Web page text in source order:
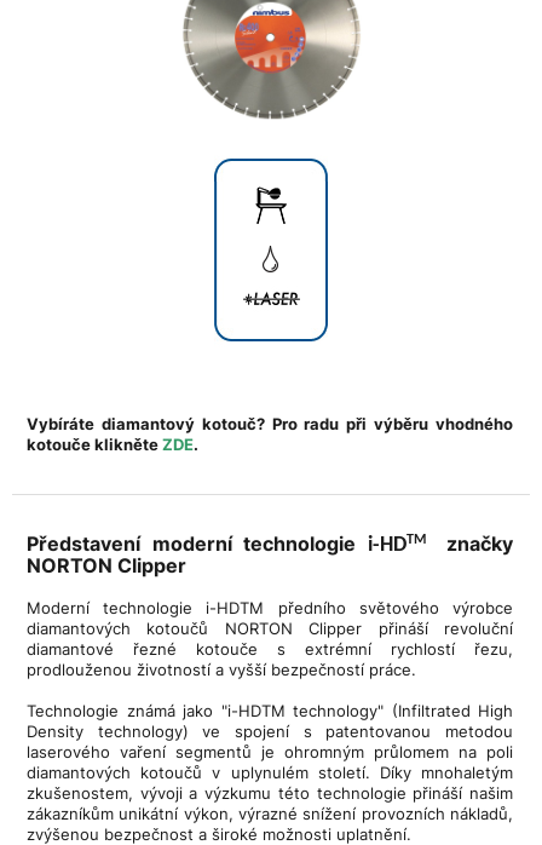
Vybíráte diamantový kotouč? Pro radu při výběru vhodného
kotouče klikněteZDE.
Představení moderní technologie i-HDTM značky
NORTON Clipper
Moderní technologie i-HDTM předního světového výrobce
diamantových kotoučů NORTON Clipper přináší revoluční
diamantové řezné kotouče s extrémní rychlostí řezu,
prodlouženou životností a vyšší bezpečností práce.
Technologie známá jako "i-HDTM technology" (Infiltrated High
Density technology) ve spojení s patentovanou metodou
laserového vaření segmentů je ohromným průlomem na poli
diamantových kotoučů v uplynulém století. Díky mnohaletým
zkušenostem, vývoji a výzkumu této technologie přináší našim
zákazníkům unikátní výkon, výrazné snížení provozních nákladů,
zvýšenou bezpečnost a široké možnosti uplatnění.